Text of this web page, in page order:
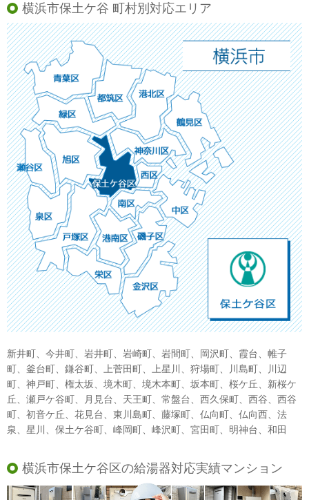
横浜市保土ケ谷 町村別対応エリア
新井町、今井町、岩井町、岩崎町、岩間町、岡沢町、霞台、帷子
町、釜台町、鎌谷町、上菅田町、上星川、狩場町、川島町、川辺
町、神戸町、権太坂、境木町、境木本町、坂本町、桜ケ丘、新桜ケ
丘、瀬戸ケ谷町、月見台、天王町、常盤台、西久保町、西谷、西谷
町、初音ケ丘、花見台、東川島町、藤塚町、仏向町、仏向西、法
泉、星川、保土ケ谷町、峰岡町、峰沢町、宮田町、明神台、和田
横浜市保土ケ谷区の給湯器対応実績マンション